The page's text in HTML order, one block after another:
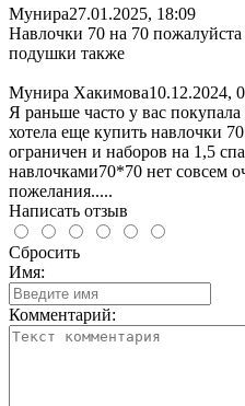
Мунира27.01.2025, 18:09
Навлочки 70 на 70
подушки также
Мунира Хакимова10.12.2024,
Я раньше часто у вас
хотела еще купить навлочки
ограничен и наборов на 1,5
навлочками70*70 нет совсем
пожелания.....
Написать отзыв
Сбросить
Имя:
Комментарий: